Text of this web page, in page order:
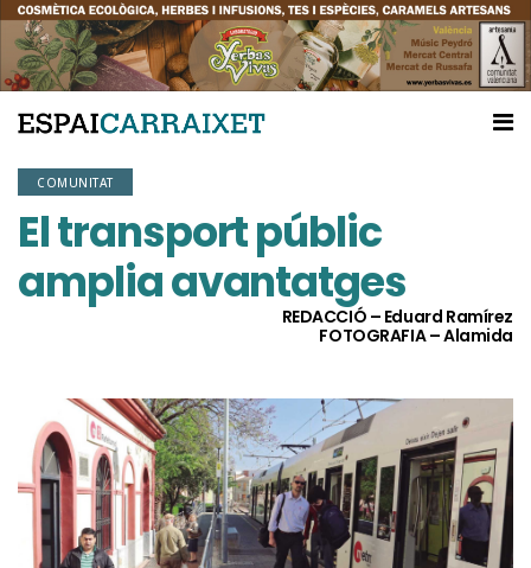
COMUNITAT
El transport públic
amplia avantatges
REDACCIÓ – Eduard Ramírez
FOTOGRAFIA – Alamida